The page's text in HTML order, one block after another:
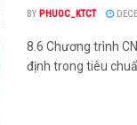
BY PHUOC_KTCT
8.6 Chương trình
định trong tiêu